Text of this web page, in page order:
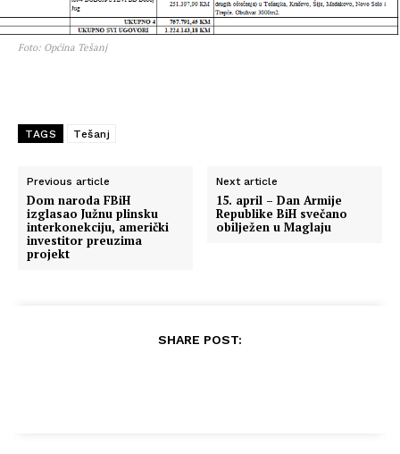
Foto: Općina Tešanj
TAGS Tešanj
Previous article
Dom naroda FBiH
izglasao Južnu plinsku
interkonekciju, američki
investitor preuzima
projekt
Next article
15. april – Dan Armije
Republike BiH svečano
obilježen u Maglaju
SHARE POST: